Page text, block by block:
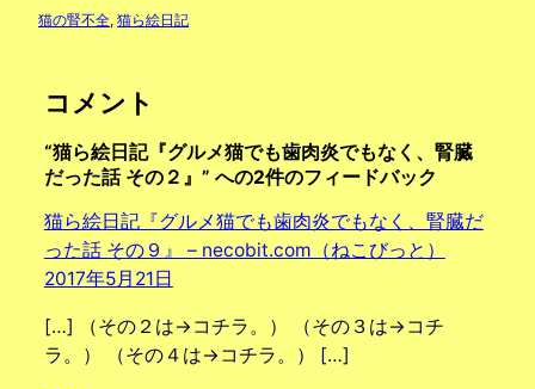
猫の腎不全, 猫ら絵日記
コメント
“猫ら絵日記『グルメ猫でも歯肉炎でもなく、腎臓
だった話 その２』” への2件のフィードバック
猫ら絵日記『グルメ猫でも歯肉炎でもなく、腎臓だ
った話 その９』 – necobit.com（ねこびっと）
2017年5月21日
[…] （その２は→コチラ。） （その３は→コチ
ラ。） （その４は→コチラ。） […]